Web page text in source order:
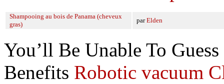
Shampooing au bois de Panama (cheveux
gras)
parElden
You’ll Be Unable To
Benefits Robotic vacuum